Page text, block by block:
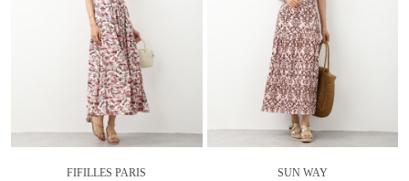
FIFILLES PARIS SUN WAY